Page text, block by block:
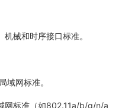
械和时序接口标准。
域网标准。
网标准（如802.11a/b/g/n/a